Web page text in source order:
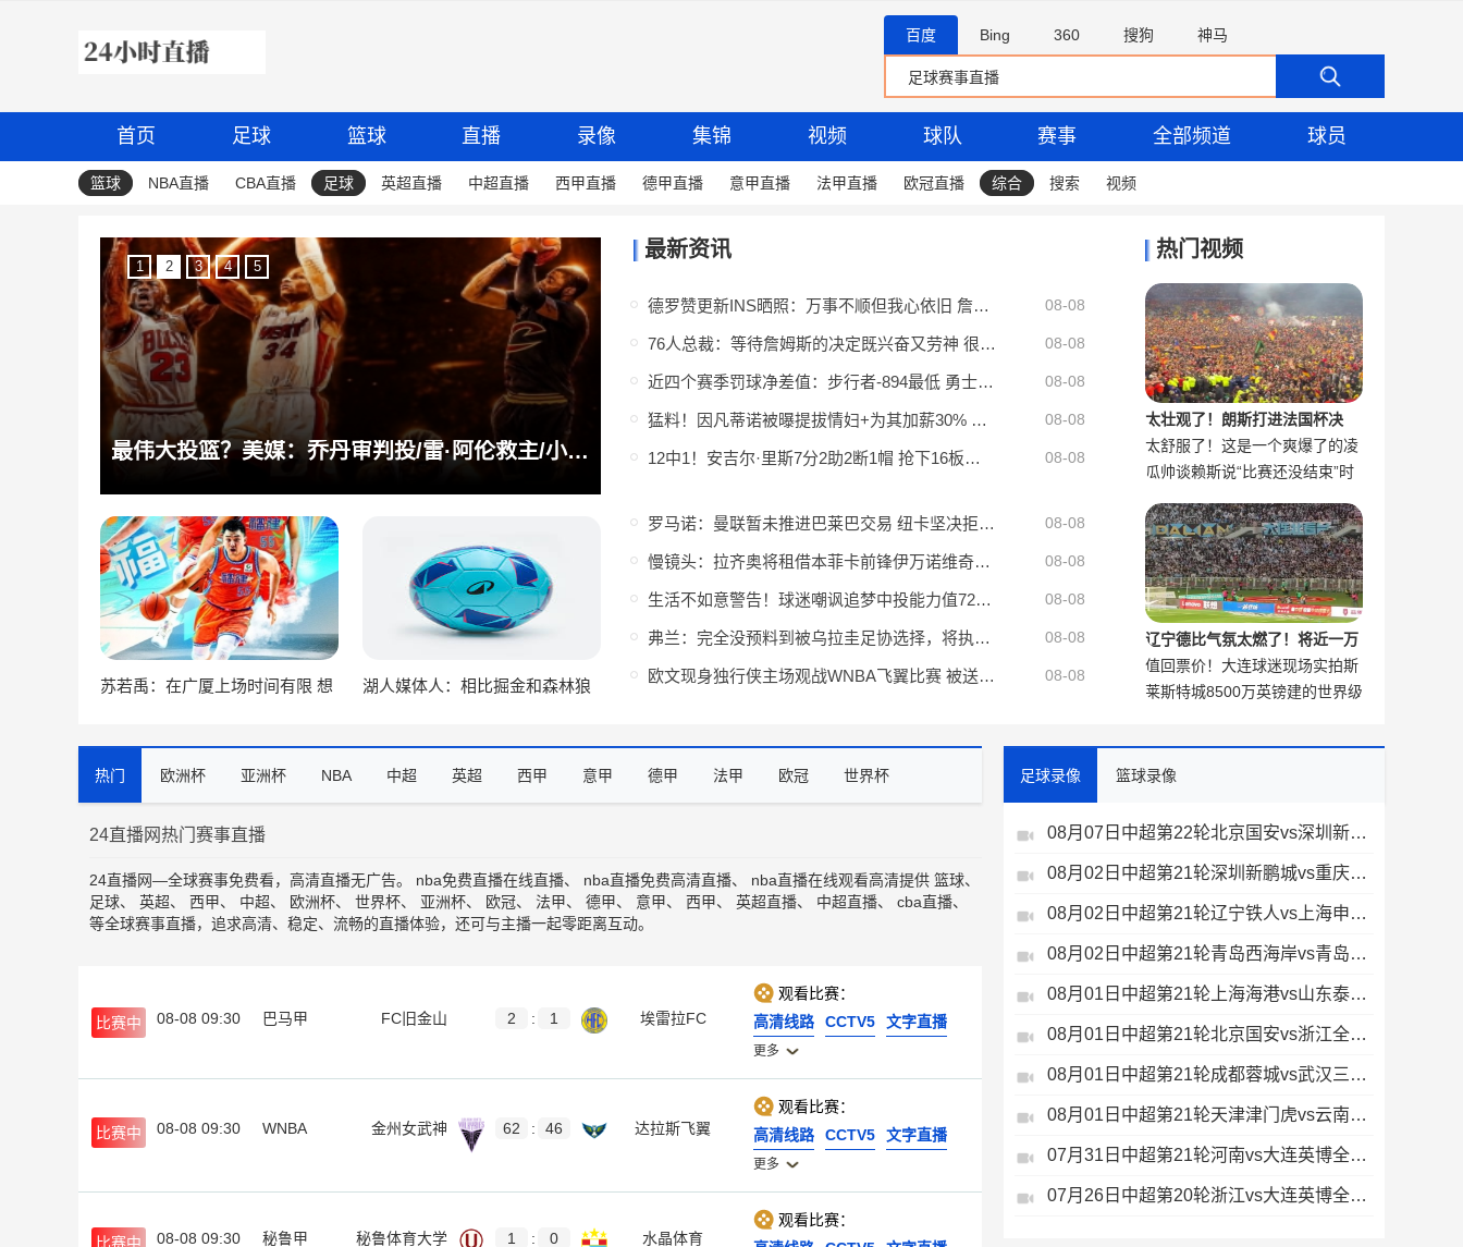
百度 Bing 360 搜狗 神马
首页 足球 篮球 直播 录像 集锦 视频 球队 赛事 全部频道 球员
篮球 NBA直播 CBA直播 足球 英超直播 中超直播 西甲直播 德甲直播 意甲直播 法甲直播 欧冠直播 综合 搜索 视频
76人总裁：我们所有人出击 向詹姆斯推荐费城 他就是最后一块拼图 麦迪to安芬尼·西蒙斯：和LBJ打球是机会也是挑战 去找JR等人取经
1 2 3 4 5
苏若禹：在广厦上场时间有限 想
湖人媒体人：相比掘金和森林狼
效
最新资讯
德罗赞更新INS晒照：万事不顺但我心依旧 詹姆斯回复：我的兄弟！ 08-08
76人总裁：等待詹姆斯的决定既兴奋又劳神 很高兴他选择了我们 08-08
近四个赛季罚球净差值：步行者-894最低 勇士-607第二低 08-08
猛料！因凡蒂诺被曝提拔情妇+为其加薪30% 普拉蒂尼:你走还是她走 08-08
12中1！安吉尔·里斯7分2助2断1帽 抢下16板冠绝全场但难阻失利 08-08
罗马诺：曼联暂未推进巴莱巴交易 纽卡坚决拒绝放霍尔离队 08-08
慢镜头：拉齐奥将租借本菲卡前锋伊万诺维奇，附带有条件强制买断 08-08
生活不如意警告！球迷嘲讽追梦中投能力值72！追梦：你卡里也就72 08-08
弗兰：完全没预料到被乌拉圭足协选择，将执教8场友谊赛已很荣幸 08-08
欧文现身独行侠主场观战WNBA飞翼比赛 被送上大屏幕接受全场欢呼 08-08
热门视频
太壮观了！朗斯打进法国杯决
赛，球迷疯狂冲场庆祝
太舒服了！这是一个爽爆了的凌
空抽射合集
瓜帅谈赖斯说“比赛还没结束”时
说：我很喜欢，这是阿森纳的精
神
辽宁德比气氛太燃了！将近一万
大连球迷现场助威
值回票价！大连球迷现场实拍斯
坦丘天外飞仙
莱斯特城8500万英镑建的世界级
热门 欧洲杯 亚洲杯 NBA 中超 英超 西甲 意甲 德甲 法甲 欧冠 世界杯
24直播网热门赛事直播
24直播网—全球赛事免费看，高清直播无广告。 nba免费直播在线直播、 nba直播免费高清直播、 nba直播在线观看高清提供 篮球、
足球、 英超、 西甲、 中超、 欧洲杯、 世界杯、 亚洲杯、 欧冠、 法甲、 德甲、 意甲、 西甲、 英超直播、 中超直播、 cba直播、
等全球赛事直播，追求高清、稳定、流畅的直播体验，还可与主播一起零距离互动。
比赛中 08-08 09:30 巴马甲 FC旧金山 2 : 1 埃雷拉FC
观看比赛：
高清线路
CCTV5 文字直播
更多
比赛中 08-08 09:30 WNBA 金州女武神 62 : 46 达拉斯飞翼
观看比赛：
高清线路
CCTV5 文字直播
更多
比赛中 08-08 09:30 秘鲁甲 秘鲁体育大学 1 : 0 水晶体育
观看比赛：
足球录像 篮球录像
08月07日中超第22轮北京国安vs深圳新鹏城全场录像
08月02日中超第21轮深圳新鹏城vs重庆铜梁龙全场录像
08月02日中超第21轮辽宁铁人vs上海申花全场录像
08月02日中超第21轮青岛西海岸vs青岛海牛全场录像
08月01日中超第21轮上海海港vs山东泰山全场录像
08月01日中超第21轮北京国安vs浙江全场录像
08月01日中超第21轮成都蓉城vs武汉三镇全场录像
08月01日中超第21轮天津津门虎vs云南玉昆全场录像
07月31日中超第21轮河南vs大连英博全场录像
07月26日中超第20轮浙江vs大连英博全场录像